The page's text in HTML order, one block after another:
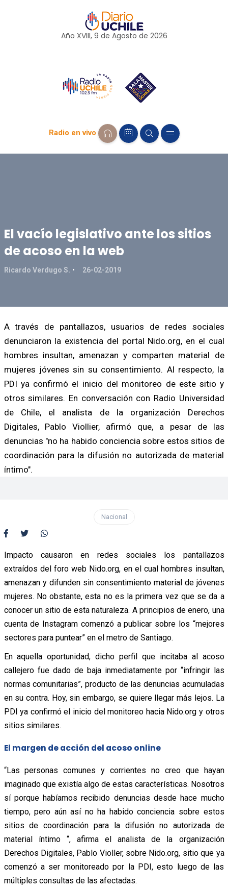
Año XVIII, 9 de Agosto de 2026
Radio en vivo
El vacío legislativo ante los sitios
de acoso en la web
Ricardo Verdugo S. 26-02-2019
A través de pantallazos, usuarios de redes sociales
denunciaron la existencia del portal Nido.org, en el cual
hombres insultan, amenazan y comparten material de
mujeres jóvenes sin su consentimiento. Al respecto, la
PDI ya confirmó el inicio del monitoreo de este sitio y
otros similares. En conversación con Radio Universidad
de Chile, el analista de la organización Derechos
Digitales, Pablo Viollier, afirmó que, a pesar de las
denuncias "no ha habido conciencia sobre estos sitios de
coordinación para la difusión no autorizada de material
íntimo".
Nacional
Impacto causaron en redes sociales los pantallazos
extraídos del foro web Nido.org, en el cual hombres insultan,
amenazan y difunden sin consentimiento material de jóvenes
mujeres. No obstante, esta no es la primera vez que se da a
conocer un sitio de esta naturaleza. A principios de enero, una
cuenta de Instagram comenzó a publicar sobre los “mejores
sectores para puntear” en el metro de Santiago.
En aquella oportunidad, dicho perfil que incitaba al acoso
callejero fue dado de baja inmediatamente por “infringir las
normas comunitarias”, producto de las denuncias acumuladas
en su contra. Hoy, sin embargo, se quiere llegar más lejos. La
PDI ya confirmó el inicio del monitoreo hacia Nido.org y otros
sitios similares.
El margen de acción del acoso online
“Las personas comunes y corrientes no creo que hayan
imaginado que existía algo de estas características. Nosotros
sí porque habíamos recibido denuncias desde hace mucho
tiempo, pero aún así no ha habido conciencia sobre estos
sitios de coordinación para la difusión no autorizada de
material íntimo “, afirma el analista de la organización
Derechos Digitales, Pablo Violler, sobre Nido.org, sitio que ya
comenzó a ser monitoreado por la PDI, esto luego de las
múltiples consultas de las afectadas.